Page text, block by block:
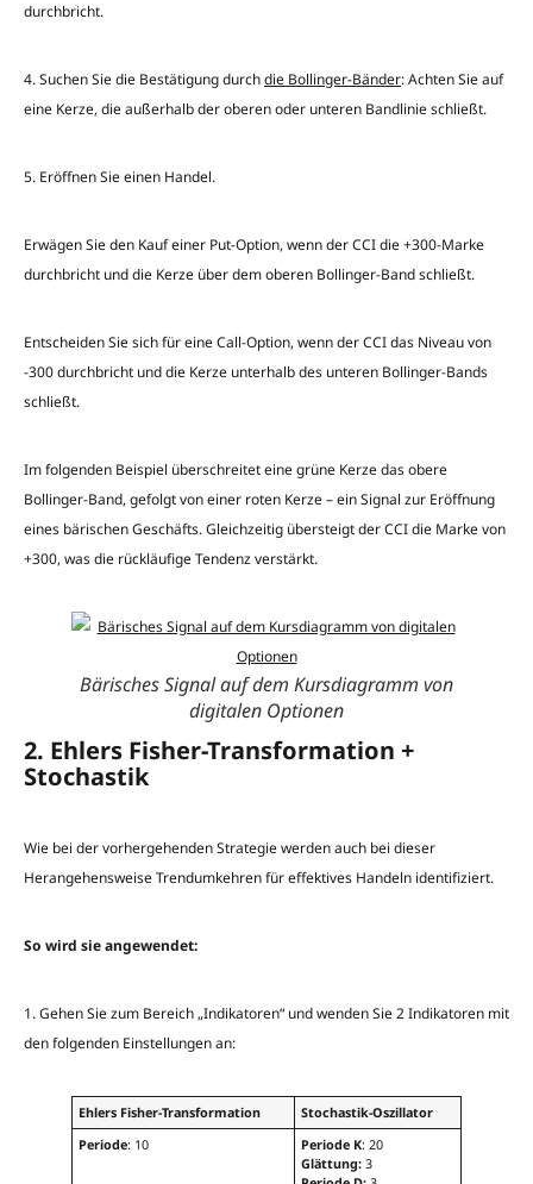
durchbricht.
4. Suchen Sie die Bestätigung durchdie Bollinger-Bänder: Achten Sie auf
eine Kerze, die außerhalb der oberen oder unteren Bandlinie schließt.
5. Eröffnen Sie einen Handel.
Erwägen Sie den Kauf einer Put-Option, wenn der CCI die +300-Marke
durchbricht und die Kerze über dem oberen Bollinger-Band schließt.
Entscheiden Sie sich für eine Call-Option, wenn der CCI das Niveau von
-300 durchbricht und die Kerze unterhalb des unteren Bollinger-Bands
schließt.
Im folgenden Beispiel überschreitet eine grüne Kerze das obere
Bollinger-Band, gefolgt von einer roten Kerze – ein Signal zur Eröffnung
eines bärischen Geschäfts. Gleichzeitig übersteigt der CCI die Marke von
+300, was die rückläufige Tendenz verstärkt.
Bärisches Signal auf dem Kursdiagramm von
digitalen Optionen
2. Ehlers Fisher-Transformation +
Stochastik
Wie bei der vorhergehenden Strategie werden auch bei dieser
Herangehensweise Trendumkehren für effektives Handeln identifiziert.
So wird sie angewendet:
1. Gehen Sie zum Bereich „Indikatoren“ und wenden Sie 2 Indikatoren mit
den folgenden Einstellungen an:
Ehlers Fisher-Transformation
Stochastik-Oszillator
Periode: 10 Periode K: 20
Glättung:3